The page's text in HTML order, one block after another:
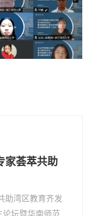
家荟萃共助
助湾区教育齐发
坛暨华南师范